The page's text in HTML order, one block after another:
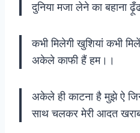
दुनिया मजा लेने का बहाना
कभी मिलेगी खुशियां कभी
अकेले काफी हैं हम।।
अकेले ही काटना है मुझे ऐ
साथ चलकर मेरी आदत